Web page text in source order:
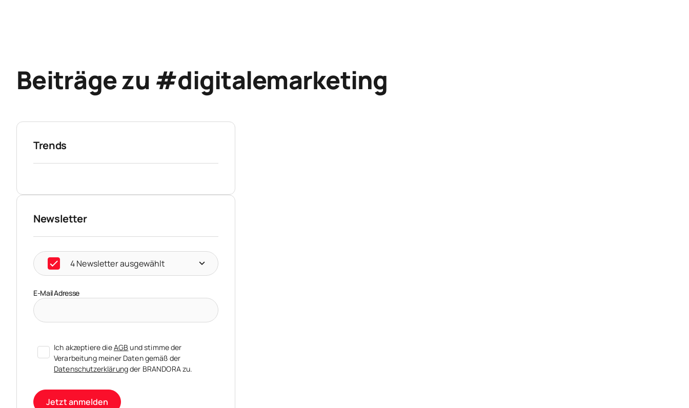
Beiträge zu #digitalemarketing
Trends
Newsletter
4 Newsletter ausgewählt
E-Mail Adresse
Ich akzeptiere dieAGBund stimme der
Verarbeitung meiner Daten gemäß der
Datenschutzerklärungder BRANDORA zu.
Jetzt anmelden